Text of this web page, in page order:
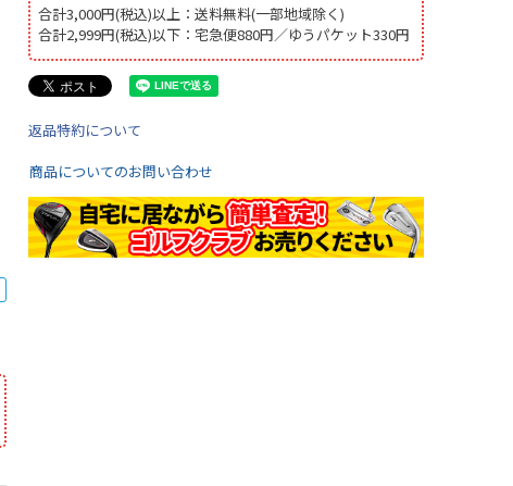
合計3,000円(税込)以上：送料無料(一部地域除く)
合計2,999円(税込)以下：宅急便880円／ゆうパケット330円
返品特約について
商品についてのお問い合わせ